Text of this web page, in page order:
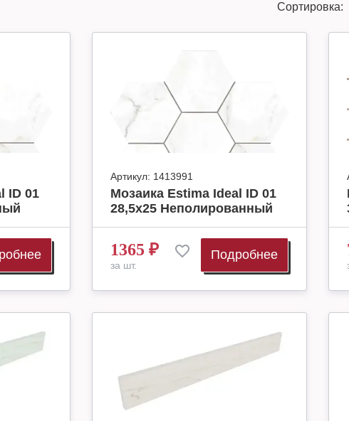
Сортировка:
ID 01
Артикул: 1413991
Мозаика Estima Ideal ID 01
28,5x25 Неполированный
1365 ₽
за шт.
Подробнее